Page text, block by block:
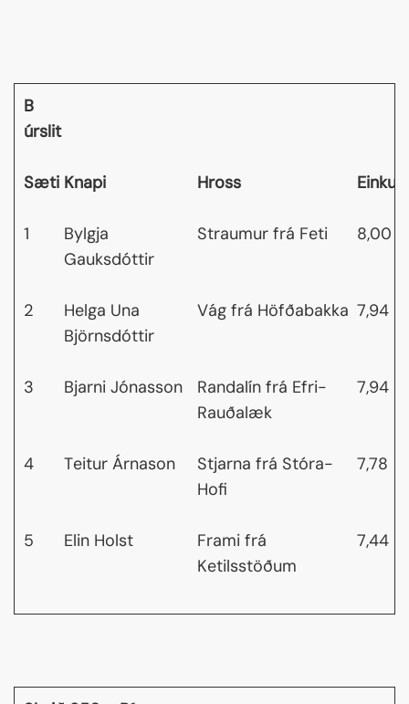
B
úrslit
Sæti Knapi Hross
1
Bylgja
Gauksdóttir
Straumur frá Feti 8,00
2
Helga Una
Björnsdóttir
Vág frá Höfðabakka 7,94
3 Bjarni Jónasson
Randalín frá Efri-
Rauðalæk
7,94
4 Teitur Árnason
Stjarna frá Stóra-
Hofi
7,78
5 Elin Holst
Frami frá
Ketilsstöðum
7,44